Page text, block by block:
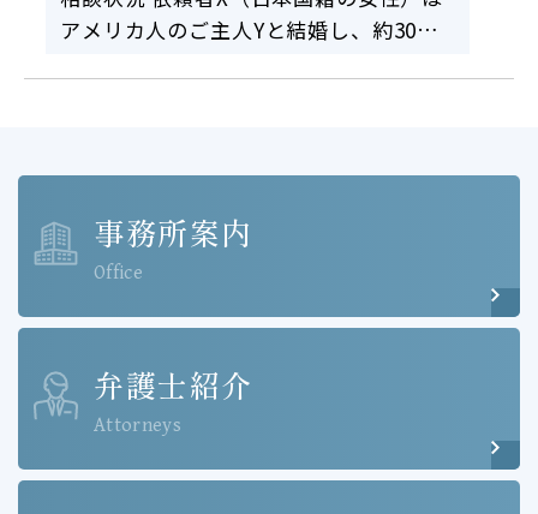
アメリカ人のご主人Yと結婚し、約30年
事務所案内
Office
弁護士紹介
Attorneys